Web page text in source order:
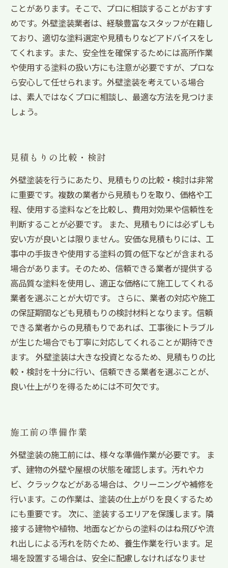
ことがあります。そこで、プロに相談することがおすす
めです。外壁塗装業者は、経験豊富なスタッフが在籍し
ており、適切な塗料選定や見積もりなどアドバイスをし
てくれます。また、安全性を確保するためには高所作業
や使用する塗料の扱い方にも注意が必要ですが、プロな
ら安心して任せられます。外壁塗装を考えている場合
は、素人ではなくプロに相談し、最適な方法を見つけま
しょう。
見積もりの比較・検討
外壁塗装を行うにあたり、見積もりの比較・検討は非常
に重要です。複数の業者から見積もりを取り、価格や工
程、使用する塗料などを比較し、費用対効果や信頼性を
判断することが必要です。 また、見積もりには必ずしも
安い方が良いとは限りません。安価な見積もりには、工
事中の手抜きや使用する塗料の質の低下などが含まれる
場合があります。そのため、信頼できる業者が提供する
高品質な塗料を使用し、適正な価格にて施工してくれる
業者を選ぶことが大切です。 さらに、業者の対応や施工
の保証期間なども見積もりの検討材料となります。信頼
できる業者からの見積もりであれば、工事後にトラブル
が生じた場合でも丁寧に対応してくれることが期待でき
ます。 外壁塗装は大きな投資となるため、見積もりの比
較・検討を十分に行い、信頼できる業者を選ぶことが、
良い仕上がりを得るためには不可欠です。
施工前の準備作業
外壁塗装の施工前には、様々な準備作業が必要です。 ま
ず、建物の外壁や屋根の状態を確認します。汚れやカ
ビ、クラックなどがある場合は、クリーニングや補修を
行います。この作業は、塗装の仕上がりを良くするため
にも重要です。 次に、塗装するエリアを保護します。隣
接する建物や植物、地面などからの塗料のはね飛びや流
れ出しによる汚れを防ぐため、養生作業を行います。足
場を設置する場合は、安全に配慮しなければなりませ